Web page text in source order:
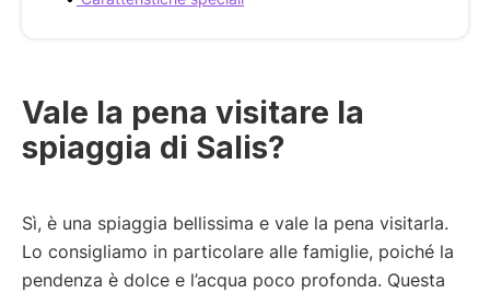
Vale la pena visitare la
spiaggia di Salis?
Sì, è una spiaggia bellissima e vale la pena visitarla.
Lo consigliamo in particolare alle famiglie, poiché la
pendenza è dolce e l’acqua poco profonda. Questa